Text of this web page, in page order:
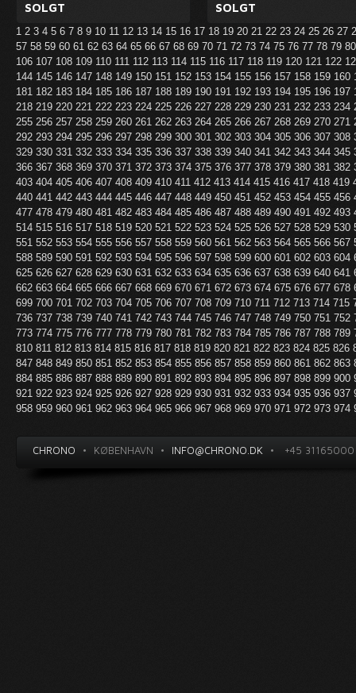
SOLGT
SOLGT
1 2 3 4 5 6 7 8 9 10 11 12 13 14 15 16 17 18 19 20 21 22 23 24 25 26 27
57 58 59 60 61 62 63 64 65 66 67 68 69 70 71 72 73 74 75 76 77 78 79
106 107 108 109 110 111 112 113 114 115 116 117 118 119 120 121 122
144 145 146 147 148 149 150 151 152 153 154 155 156 157 158 159 160
181 182 183 184 185 186 187 188 189 190 191 192 193 194 195 196 197
218 219 220 221 222 223 224 225 226 227 228 229 230 231 232 233 234
255 256 257 258 259 260 261 262 263 264 265 266 267 268 269 270 271
292 293 294 295 296 297 298 299 300 301 302 303 304 305 306 307 308
329 330 331 332 333 334 335 336 337 338 339 340 341 342 343 344 345
366 367 368 369 370 371 372 373 374 375 376 377 378 379 380 381 382
403 404 405 406 407 408 409 410 411 412 413 414 415 416 417 418 419
440 441 442 443 444 445 446 447 448 449 450 451 452 453 454 455 456
477 478 479 480 481 482 483 484 485 486 487 488 489 490 491 492 493
514 515 516 517 518 519 520 521 522 523 524 525 526 527 528 529 530
551 552 553 554 555 556 557 558 559 560 561 562 563 564 565 566 567
588 589 590 591 592 593 594 595 596 597 598 599 600 601 602 603 604
625 626 627 628 629 630 631 632 633 634 635 636 637 638 639 640 641
662 663 664 665 666 667 668 669 670 671 672 673 674 675 676 677 678
699 700 701 702 703 704 705 706 707 708 709 710 711 712 713 714 715
736 737 738 739 740 741 742 743 744 745 746 747 748 749 750 751 752
773 774 775 776 777 778 779 780 781 782 783 784 785 786 787 788 789
810 811 812 813 814 815 816 817 818 819 820 821 822 823 824 825 826
847 848 849 850 851 852 853 854 855 856 857 858 859 860 861 862 863
884 885 886 887 888 889 890 891 892 893 894 895 896 897 898 899 900
921 922 923 924 925 926 927 928 929 930 931 932 933 934 935 936 937
958 959 960 961 962 963 964 965 966 967 968 969 970 971 972 973 974
CHRONO • KØBENHAVN • INFO@CHRONO.DK • +45 31165000